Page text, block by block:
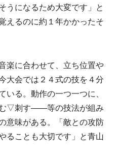
うになるため大変です」と
えるのに約１年かかったそ
楽に合わせて、立ち位置や
大会では２４式の技を４分
いる。動作の一つ一つに、
▽刺す――等の技法が組み
意味がある。「敵との攻防
ることも大切です」と青山